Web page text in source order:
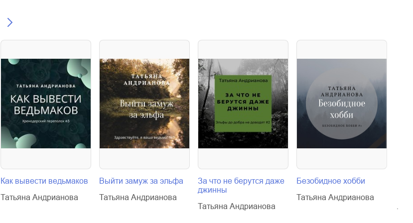
Как вывести ведьмаков
Татьяна Андрианова
Выйти замуж за эльфа
Татьяна Андрианова
За что не берутся даже
джинны
Татьяна Андрианова
Безобидное хобби
Татьяна Андрианова